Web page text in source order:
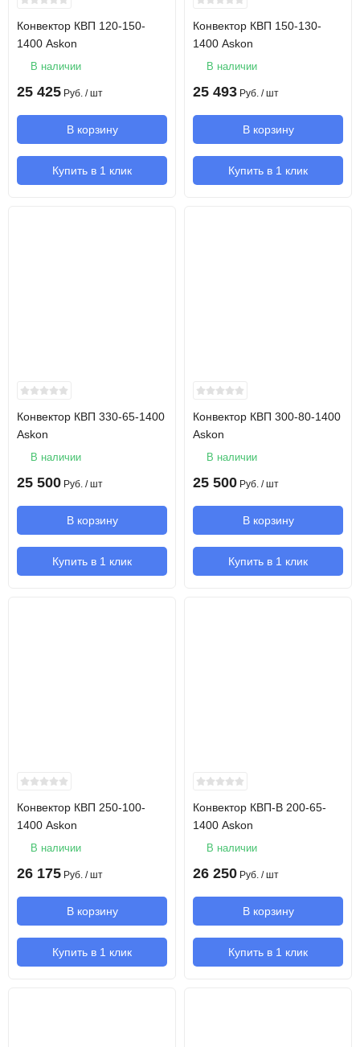
Конвектор КВП 120-150-
1400 Askon
В наличии
25 425 Руб. / шт
В корзину
Купить в 1 клик
Конвектор КВП 150-130-
1400 Askon
В наличии
25 493 Руб. / шт
В корзину
Купить в 1 клик
Конвектор КВП 330-65-1400
Askon
В наличии
25 500 Руб. / шт
В корзину
Купить в 1 клик
Конвектор КВП 300-80-1400
Askon
В наличии
25 500 Руб. / шт
В корзину
Купить в 1 клик
Конвектор КВП 250-100-
1400 Askon
В наличии
26 175 Руб. / шт
В корзину
Купить в 1 клик
Конвектор КВП-В 200-65-
1400 Askon
В наличии
26 250 Руб. / шт
В корзину
Купить в 1 клик